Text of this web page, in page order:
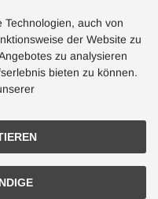
auch von
der Website zu
zu analysieren
bieten zu können.